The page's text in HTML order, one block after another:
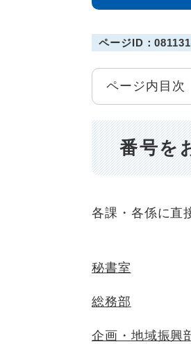
ページID：
ページ内目次
番号を
各課・各係に直
秘書室
総務部
企画・地域振興